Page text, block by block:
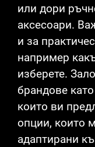
или дори
аксесоари.
и за
например
изберете.
брандове
които ви
опции, които
адаптирани